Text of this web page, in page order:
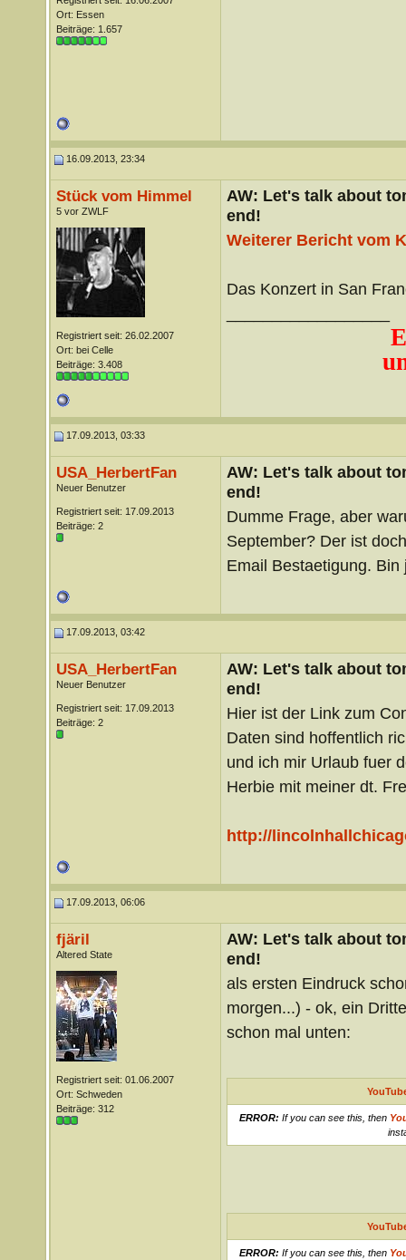
Ort: Essen
Beiträge: 1.657
16.09.2013, 23:34
Stück vom Himmel
5 vor ZWLF
Registriert seit: 26.02.2007
Ort: bei Celle
Beiträge: 3.408
AW: Let's talk about
end!
Weiterer Bericht vom
Das Konzert in San
17.09.2013, 03:33
USA_HerbertFan
Neuer Benutzer
Registriert seit: 17.09.2013
Beiträge: 2
AW: Let's talk about
end!
Dumme Frage, aber
September? Der ist
Email Bestaetigung.
17.09.2013, 03:42
USA_HerbertFan
Neuer Benutzer
Registriert seit: 17.09.2013
Beiträge: 2
AW: Let's talk about
end!
Hier ist der Link zum
Daten sind hoffentlich
und ich mir Urlaub fuer
Herbie mit meiner dt.
http://
17.09.2013, 06:06
fjäril
Altered State
Registriert seit: 01.06.2007
Ort: Schweden
Beiträge: 312
AW: Let's talk about
end!
als ersten Eindruck
morgen...) - ok, ein
schon mal unten:
ERROR: If you can see this, then
ERROR: If you can see this, then